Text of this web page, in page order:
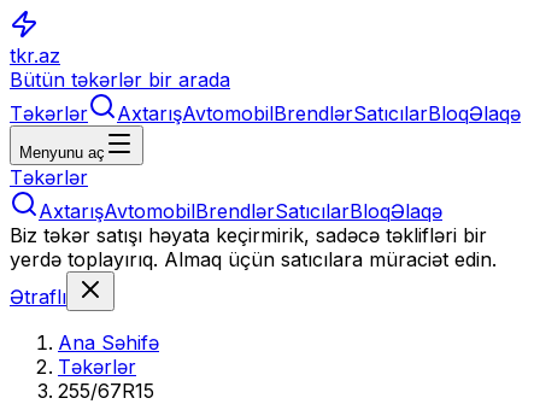
tkr.az
Bütün təkərlər bir arada
Təkərlər
AxtarışAvtomobilBrendlərSatıcılarBloqƏlaqə
Menyunu aç
Təkərlər
AxtarışAvtomobilBrendlərSatıcılarBloqƏlaqə
Biz təkər satışı həyata keçirmirik, sadəcə təklifləri bir
yerdə toplayırıq. Almaq üçün satıcılara müraciət edin.
Ətraflı
Ana Səhifə
Təkərlər
255/67R15